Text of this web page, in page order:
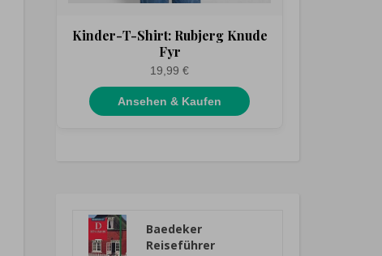
Kinder-T-Shirt: Rubjerg Knude
Fyr
19,99 €
Ansehen & Kaufen
Baedeker
Reiseführer